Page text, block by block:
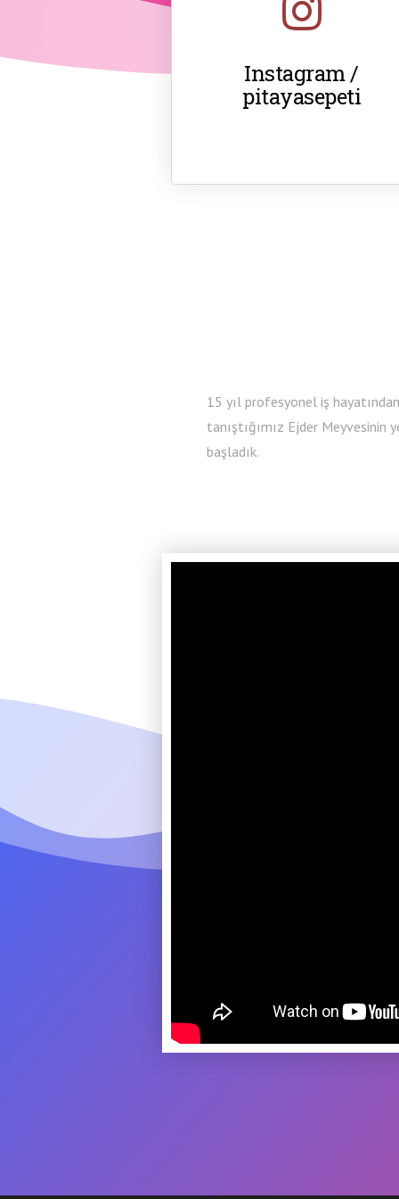
Instagram /
pitayasepeti
15 yıl profesyonel iş
tanıştığımız Ejder Meyvesinin
başladık.